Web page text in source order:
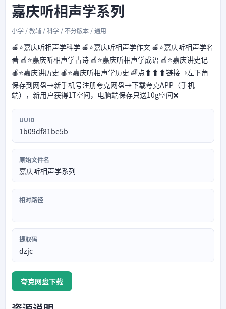
嘉庆听相声学系列
小学 / 教辅 / 科学 / 不分版本 / 通用
🍎⭐嘉庆听相声学科学 🍎⭐嘉庆听相声学作文 🍎⭐嘉庆听相声学名
著 🍎⭐嘉庆听相声学古诗 🍎⭐嘉庆听相声学成语 🍎⭐嘉庆讲史记
🍎⭐嘉庆讲历史 🍎⭐嘉庆听相声学历史 🌈点⬆⬆⬆链接→左下角
保存到网盘→新手机号注册夸克网盘→下载夸克APP（手机
端），新用户获得1T空间，电脑端保存只送10g空间❌
UUID
1b09df81be5b
原始文件名
嘉庆听相声学系列
相对路径
-
提取码
dzjc
夸克网盘下载